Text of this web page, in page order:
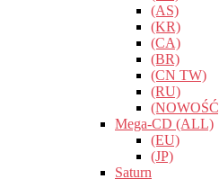
(AS)
(KR)
(CA)
(BR)
(CN TW)
(RU)
Mega-CD (ALL)
(EU)
(JP)
Saturn